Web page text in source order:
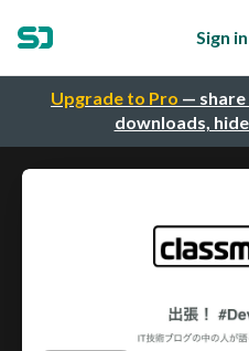
Upgrade to Pro —
downloads,
Sign in